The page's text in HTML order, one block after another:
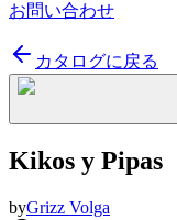
お問い合わせ
カタログに戻る
Kikos y Pipas
byGrizz Volga